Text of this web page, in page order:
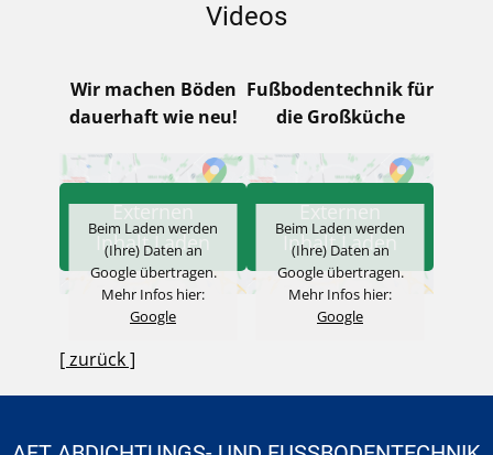
Videos
Wir machen Böden
dauerhaft wie neu!
Externen
Inhalt Laden
Beim Laden werden
(Ihre) Daten an
Google übertragen.
Mehr Infos hier:
Google
[ zurück ]
Fußbodentechnik für
die Großküche
Externen
Inhalt Laden
Beim Laden werden
(Ihre) Daten an
Google übertragen.
Mehr Infos hier:
Google